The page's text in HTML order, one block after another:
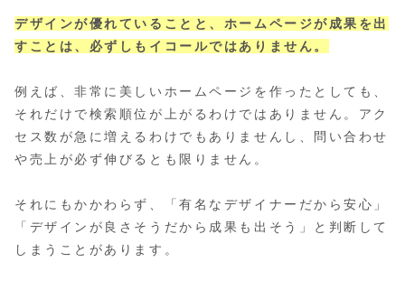
デザインが優れていることと、ホームページが成果を出
すことは、必ずしもイコールではありません。
例えば、非常に美しいホームページを作ったとしても、
それだけで検索順位が上がるわけではありません。アク
セス数が急に増えるわけでもありませんし、問い合わせ
や売上が必ず伸びるとも限りません。
それにもかかわらず、「有名なデザイナーだから安心」
「デザインが良さそうだから成果も出そう」と判断して
しまうことがあります。